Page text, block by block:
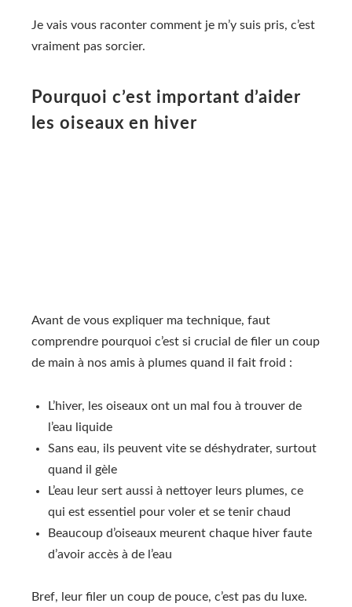
Je vais vous raconter comment je m’y suis pris, c’est
vraiment pas sorcier.
Pourquoi c’est important d’aider
les oiseaux en hiver
Avant de vous expliquer ma technique, faut
comprendre pourquoi c’est si crucial de filer un coup
de main à nos amis à plumes quand il fait froid :
L’hiver, les oiseaux ont un mal fou à trouver de
l’eau liquide
Sans eau, ils peuvent vite se déshydrater, surtout
quand il gèle
L’eau leur sert aussi à nettoyer leurs plumes, ce
qui est essentiel pour voler et se tenir chaud
Beaucoup d’oiseaux meurent chaque hiver faute
d’avoir accès à de l’eau
Bref, leur filer un coup de pouce, c’est pas du luxe.